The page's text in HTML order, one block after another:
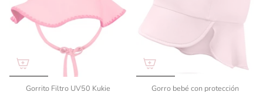
Gorrito Filtro UV50 Kukie
Gorro bebé con protección